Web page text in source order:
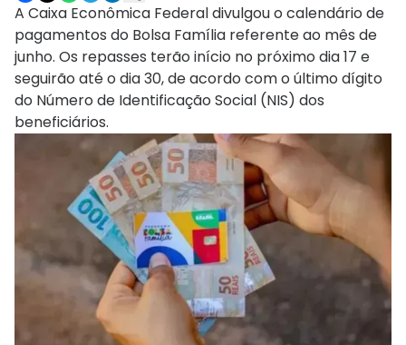
A Caixa Econômica Federal divulgou o calendário de
pagamentos do Bolsa Família referente ao mês de
junho. Os repasses terão início no próximo dia 17 e
seguirão até o dia 30, de acordo com o último dígito
do Número de Identificação Social (NIS) dos
beneficiários.